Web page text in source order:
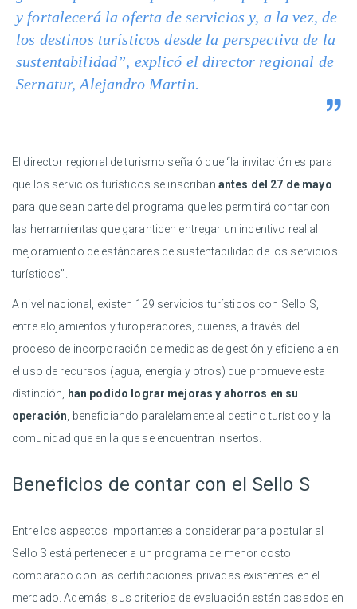
y fortalecerá la oferta de servicios y, a la vez, de
los destinos turísticos desde la perspectiva de la
sustentabilidad”, explicó el director regional de
Sernatur, Alejandro Martin.
El director regional de turismo señaló que “la invitación es para
que los servicios turísticos se inscriban antes del 27 de mayo
para que sean parte del programa que les permitirá contar con
las herramientas que garanticen entregar un incentivo real al
mejoramiento de estándares de sustentabilidad de los servicios
turísticos”.
A nivel nacional, existen 129 servicios turísticos con Sello S,
entre alojamientos y turoperadores, quienes, a través del
proceso de incorporación de medidas de gestión y eficiencia en
el uso de recursos (agua, energía y otros) que promueve esta
distinción,
han podido lograr mejoras y ahorros en su
operación , beneficiando paralelamente al destino turístico y la
comunidad que en la que se encuentran insertos.
Beneficios de contar con el Sello S
Entre los aspectos importantes a considerar para postular al
Sello S está pertenecer a un programa de menor costo
comparado con las certificaciones privadas existentes en el
mercado. Además, sus criterios de evaluación están basados en